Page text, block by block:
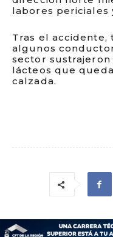
labores periciales
Tras el accidente,
algunos
sector
lácteos que
calzada.